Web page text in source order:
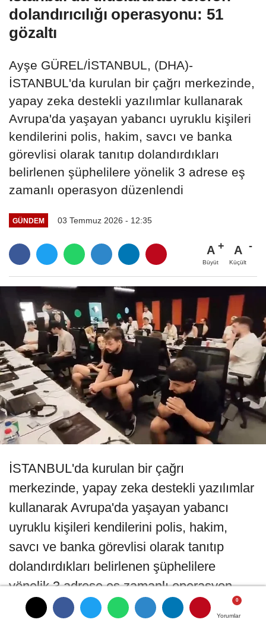
Yorumlar
Yorumlar
dolandırıcılığı operasyonu: 51
gözaltı
Ayşe GÜREL/İSTANBUL, (DHA)-
İSTANBUL'da kurulan bir çağrı merkezinde,
yapay zeka destekli yazılımlar kullanarak
Avrupa'da yaşayan yabancı uyruklu kişileri
kendilerini polis, hakim, savcı ve banka
görevlisi olarak tanıtıp dolandırdıkları
belirlenen şüphelilere yönelik 3 adrese eş
zamanlı operasyon düzenlendi
GÜNDEM 03 Temmuz 2026 - 12:35
Yorumlar
A
Büyüt
A
Küçült
İSTANBUL'da kurulan bir çağrı
merkezinde, yapay zeka destekli yazılımlar
kullanarak Avrupa'da yaşayan yabancı
uyruklu kişileri kendilerini polis, hakim,
savcı ve banka görevlisi olarak tanıtıp
dolandırdıkları belirlenen şüphelilere
yönelik 3 adrese eş zamanlı operasyon
düzenlendi. Operasyonda 51 şüpheli